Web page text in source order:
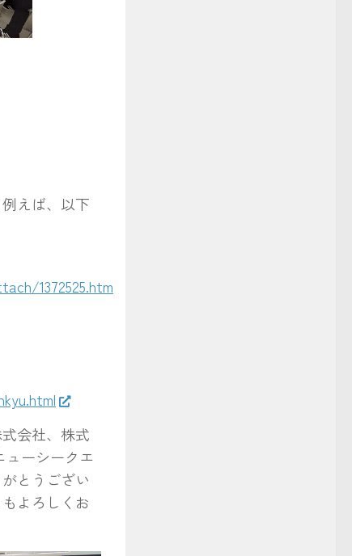
えば、以下
1372525.htm
会社、株式
ューシークエ
とうござい
よろしくお